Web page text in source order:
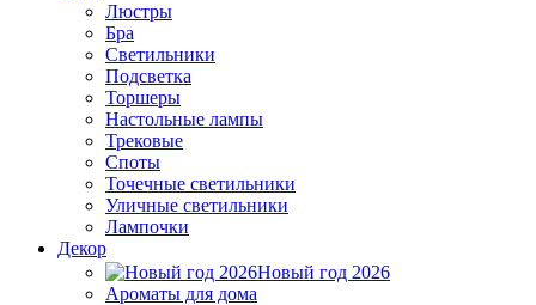
Люстры
Бра
Светильники
Подсветка
Торшеры
Настольные лампы
Трековые
Споты
Точечные светильники
Уличные светильники
Лампочки
Декор
Новый год 2026
Ароматы для дома